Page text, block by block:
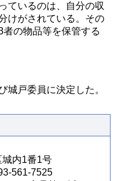
ているのは、自分の収
けがされている。その
の物品等を保管する
城戸委員に決定した。
内1番1号
561-7525